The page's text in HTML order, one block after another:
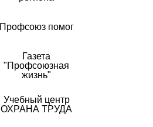
Профсоюз помог
Газета
"Профсоюзная
жизнь"
Учебный центр
ОХРАНА ТРУДА